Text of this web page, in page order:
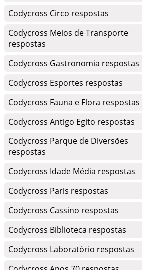
Codycross Circo respostas
Codycross Meios de Transporte
respostas
Codycross Gastronomia respostas
Codycross Esportes respostas
Codycross Fauna e Flora respostas
Codycross Antigo Egito respostas
Codycross Parque de Diversões
respostas
Codycross Idade Média respostas
Codycross Paris respostas
Codycross Cassino respostas
Codycross Biblioteca respostas
Codycross Laboratório respostas